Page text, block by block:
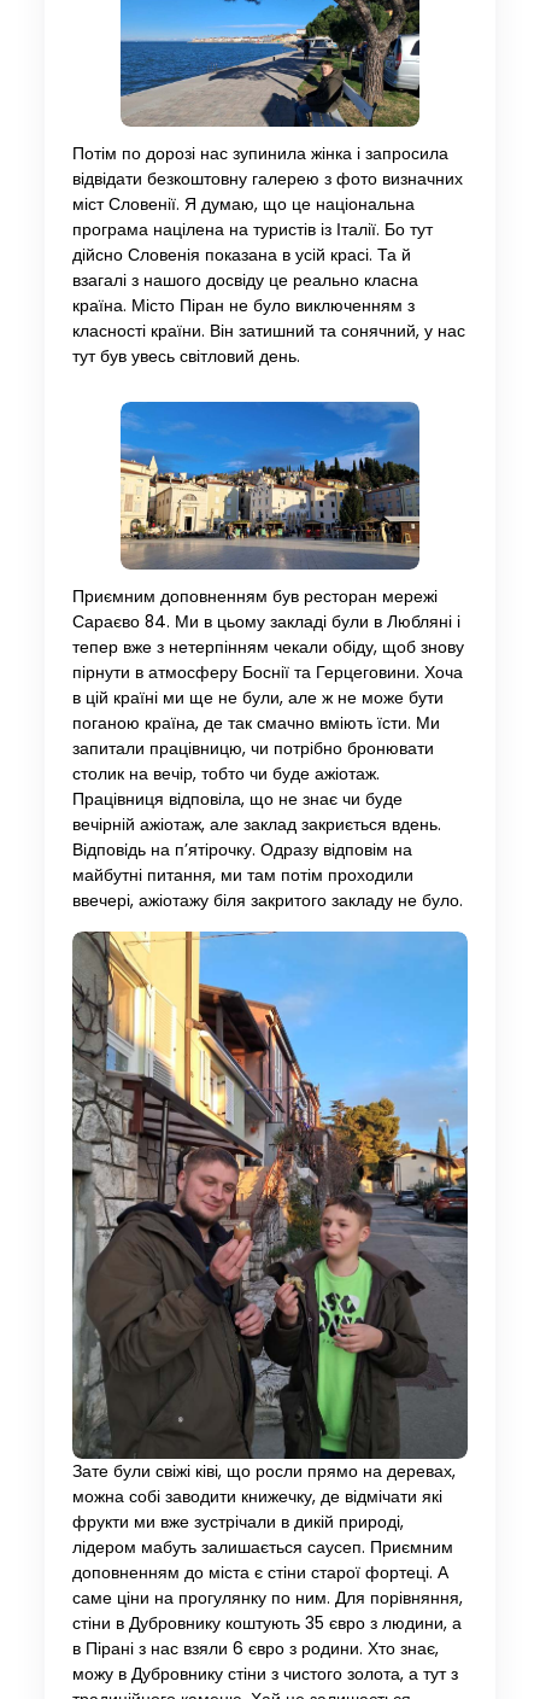
Потім по дорозі нас зупинила жінка і запросила
відвідати безкоштовну галерею з фото визначних
міст Словенії. Я думаю, що це національна
програма націлена на туристів із Італії. Бо тут
дійсно Словенія показана в усій красі. Та й
взагалі з нашого досвіду це реально класна
країна. Місто Піран не було виключенням з
класності країни. Він затишний та сонячний, у нас
тут був увесь світловий день.
Приємним доповненням був ресторан мережі
Сараєво 84. Ми в цьому закладі були в Любляні і
тепер вже з нетерпінням чекали обіду, щоб знову
пірнути в атмосферу Боснії та Герцеговини. Хоча
в цій країні ми ще не були, але ж не може бути
поганою країна, де так смачно вміють їсти. Ми
запитали працівницю, чи потрібно бронювати
столик на вечір, тобто чи буде ажіотаж.
Працівниця відповіла, що не знає чи буде
вечірній ажіотаж, але заклад закриється вдень.
Відповідь на п’ятірочку. Одразу відповім на
майбутні питання, ми там потім проходили
ввечері, ажіотажу біля закритого закладу не було.
Зате були свіжі ківі, що росли прямо на деревах,
можна собі заводити книжечку, де відмічати які
фрукти ми вже зустрічали в дикій природі,
лідером мабуть залишається саусеп. Приємним
доповненням до міста є стіни старої фортеці. А
саме ціни на прогулянку по ним. Для порівняння,
стіни в Дубровнику коштують 35 євро з людини, а
в Пірані з нас взяли 6 євро з родини. Хто знає,
можу в Дубровнику стіни з чистого золота, а тут з